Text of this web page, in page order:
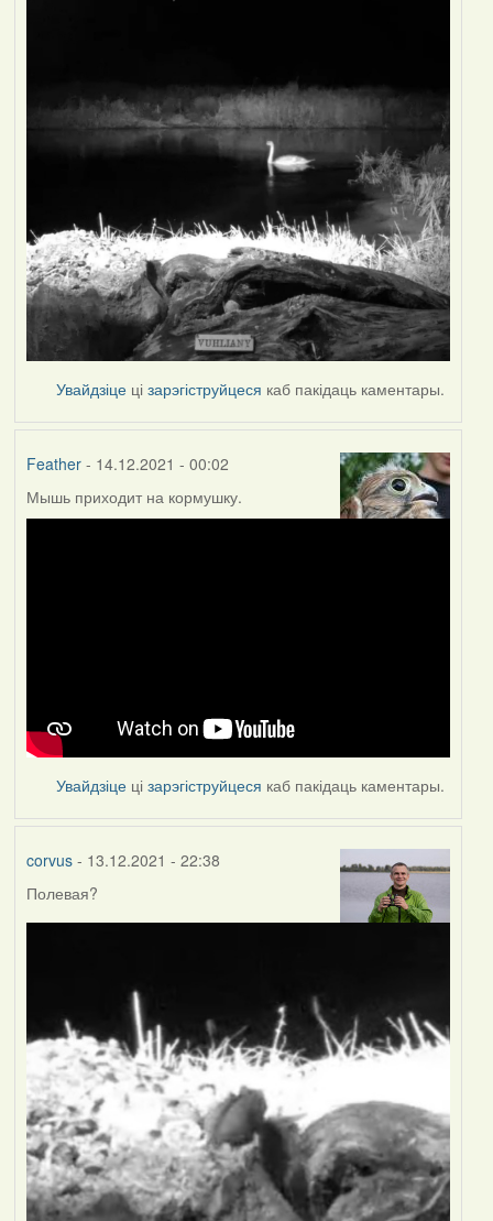
Увайдзіце цізарэгіструйцеся каб пакідаць каментары.
Feather- 14.12.2021 - 00:02
Мышь приходит на кормушку.
Увайдзіце цізарэгіструйцеся каб пакідаць каментары.
corvus- 13.12.2021 - 22:38
Полевая?